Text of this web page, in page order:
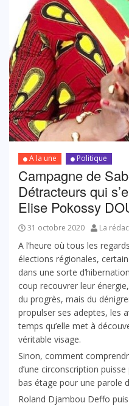
A la une Politique
Campagne de
Détracteurs qui
Elise Pokossy
31 octobre 2020 La
A l’heure où tous les
élections régionales,
dans une sorte
coup recouvrer leur
du progrès, mais du
propulser ses adeptes, les
temps qu’elle met à
véritable visage.
Sinon, comment
d’une circonscription
bas étage pour une parole
Roland Djambou Deffo